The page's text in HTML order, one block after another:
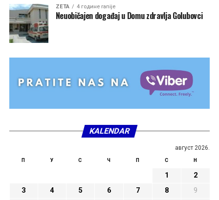
ZETA 4 године ranije
Neuobičajen događaj u Domu zdravlja Golubovci
KALENDAR
август 2026.
П У С Ч П С Н
1
2
3
4 5 6 7 8
9